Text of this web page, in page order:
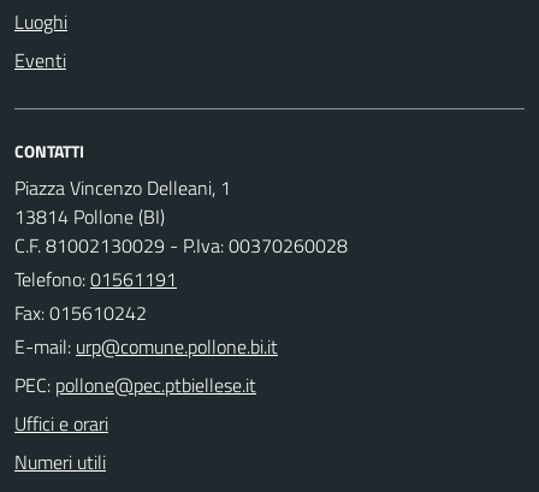
Luoghi
Eventi
CONTATTI
Piazza Vincenzo Delleani, 1
13814 Pollone (BI)
C.F. 81002130029 - P.Iva: 00370260028
Telefono:01561191
Fax: 015610242
E-mail:
PEC:
Uffici e orari
Numeri utili